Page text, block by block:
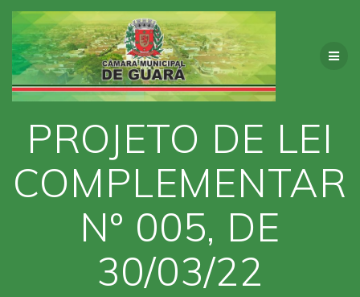
Skip
to
content
PROJETO DE LEI
COMPLEMENTAR
Nº 005, DE
30/03/22